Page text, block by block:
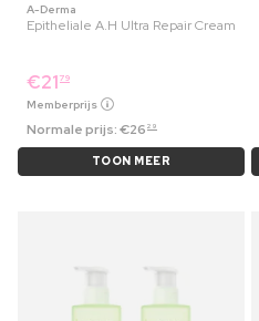
A-Derma
Epitheliale A.H Ultra Repair Cream
€21 79
Memberprijs
Normale prijs:€26 29
TOON MEER